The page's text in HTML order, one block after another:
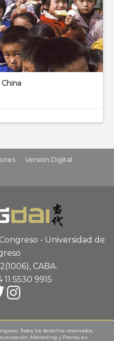
Versión Digital
- Universidad de
(1006), CABA.
5530 9915
Todos los derechos reservados.
Marketing y Prensa en